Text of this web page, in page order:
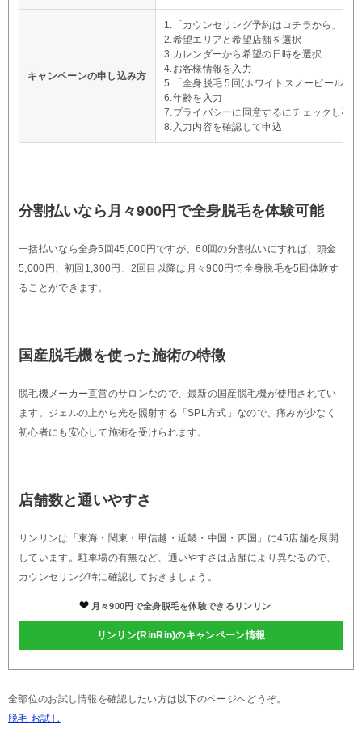
キャンペーンの申し込み方
1.「カウンセリング予約はコチラから」を
2.希望エリアと希望店舗を選択
3.カレンダーから希望の日時を選択
4.お客様情報を入力
5.「全身脱毛 5回(ホワイトスノーピール付
6.年齢を入力
7.プライバシーに同意するにチェックし確
8.入力内容を確認して申込
分割払いなら月々900円で全身脱毛を体験可能
一括払いなら全身5回45,000円ですが、60回の分割払いにすれば、頭金
5,000円、初回1,300円、2回目以降は月々900円で全身脱毛を5回体験す
ることができます。
国産脱毛機を使った施術の特徴
脱毛機メーカー直営のサロンなので、最新の国産脱毛機が使用されてい
ます。ジェルの上から光を照射する「SPL方式」なので、痛みが少なく
初心者にも安心して施術を受けられます。
店舗数と通いやすさ
リンリンは「東海・関東・甲信越・近畿・中国・四国」に45店舗を展開
しています。駐車場の有無など、通いやすさは店舗により異なるので、
カウンセリング時に確認しておきましょう。
月々900円で全身脱毛を体験できるリンリン
リンリン(RinRin)のキャンペーン情報
全部位のお試し情報を確認したい方は以下のページへどうぞ。
脱毛 お試し